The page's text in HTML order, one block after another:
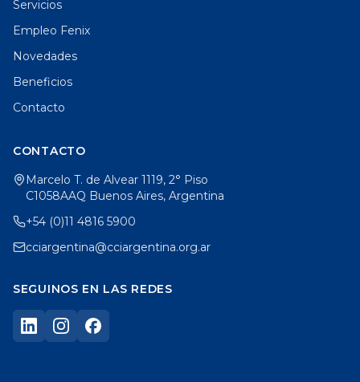
Servicios
Empleo Fenix
Novedades
Beneficios
Contacto
CONTACTO
Marcelo T. de Alvear 1119, 2° Piso
C1058AAQ Buenos Aires, Argentina
+54 (0)11 4816 5900
cciargentina@cciargentina.org.ar
SEGUINOS EN LAS REDES